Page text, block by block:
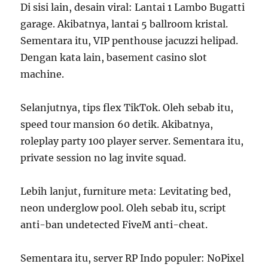
Di sisi lain, desain viral: Lantai 1 Lambo Bugatti
garage. Akibatnya, lantai 5 ballroom kristal.
Sementara itu, VIP penthouse jacuzzi helipad.
Dengan kata lain, basement casino slot
machine.
Selanjutnya, tips flex TikTok. Oleh sebab itu,
speed tour mansion 60 detik. Akibatnya,
roleplay party 100 player server. Sementara itu,
private session no lag invite squad.
Lebih lanjut, furniture meta: Levitating bed,
neon underglow pool. Oleh sebab itu, script
anti-ban undetected FiveM anti-cheat.
Sementara itu, server RP Indo populer: NoPixel